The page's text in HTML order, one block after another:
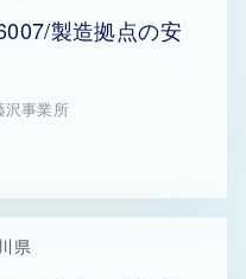
製造拠点の安
沢事業所
県